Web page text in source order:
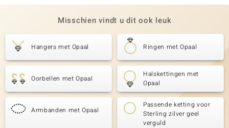
Misschien vindt u dit ook leuk
Hangers met Opaal Ringen met Opaal
Oorbellen met Opaal
Halskettingen met
Opaal
Armbanden met Opaal
Passende ketting voor
Sterling zilver geel
verguld